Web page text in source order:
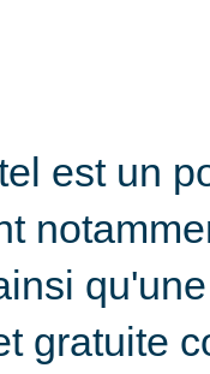
est un
gratuite